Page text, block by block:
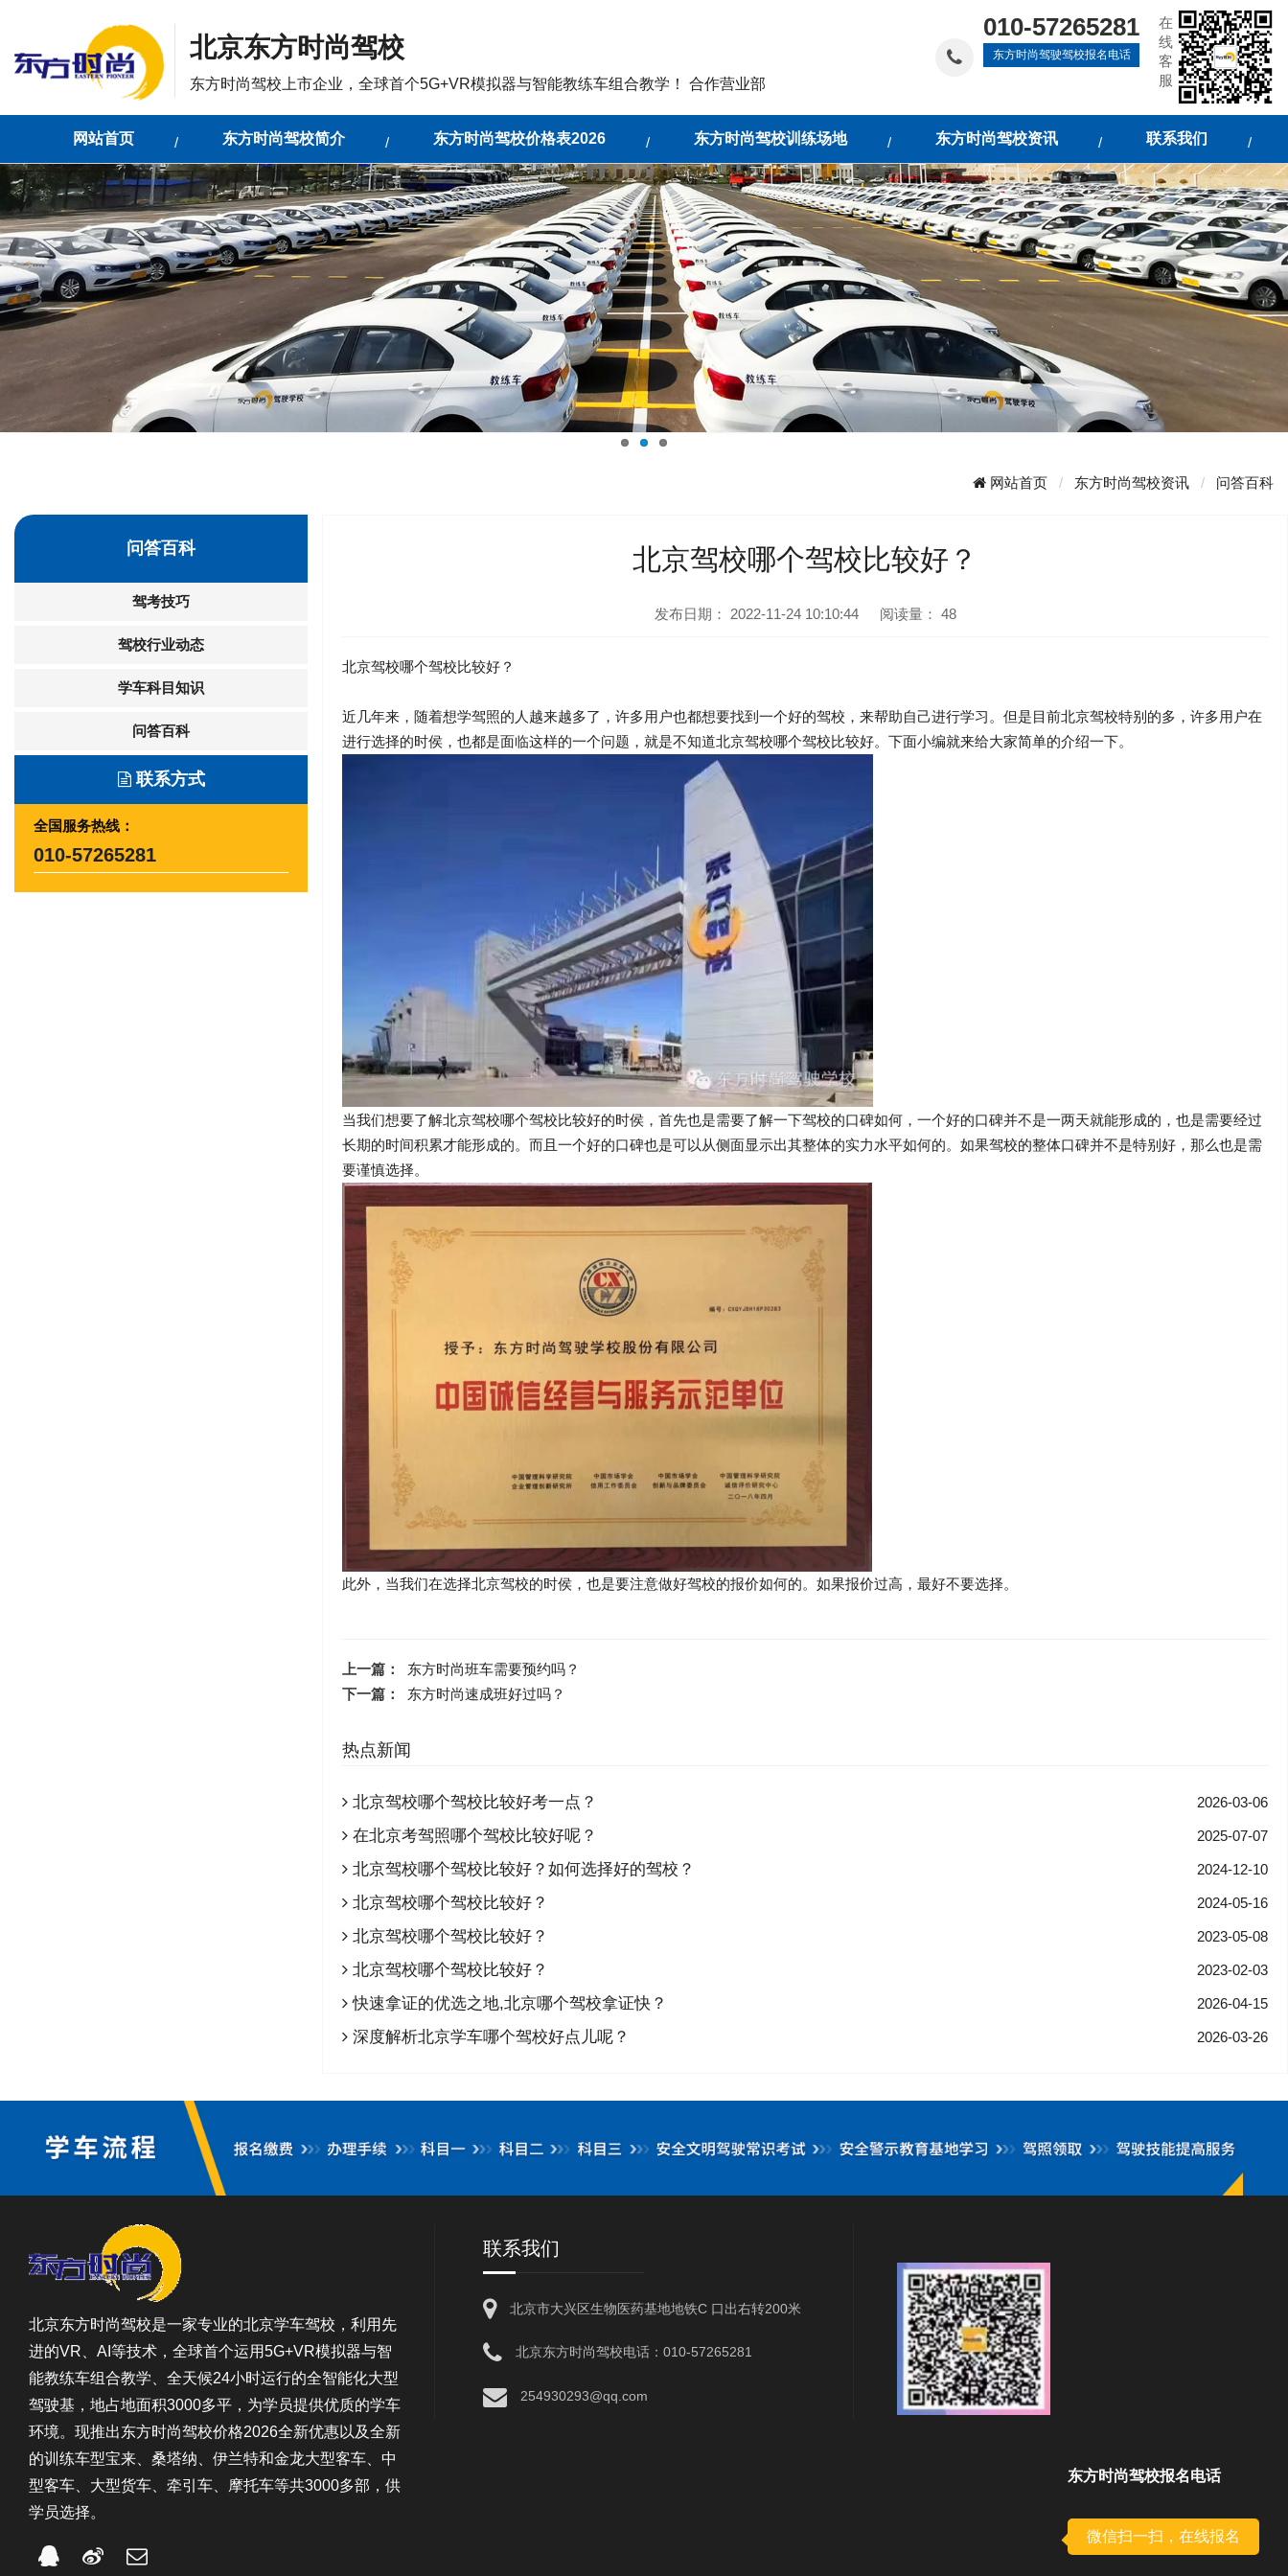
北京东方时尚驾校
东方时尚驾校上市企业，全球首个5G+VR模拟器与智能教练车组合教学！ 合作营业部
010-57265281
东方时尚驾驶驾校报名电话
在
线
客
服
网站首页 东方时尚驾校简介 东方时尚驾校价格表2026 东方时尚驾校训练场地 东方时尚驾校资讯 联系我们
网站首页 东方时尚驾校资讯 问答百科
问答百科
驾考技巧
驾校行业动态
学车科目知识
问答百科
联系方式
全国服务热线：
010-57265281
北京驾校哪个驾校比较好？
发布日期： 2022-11-24 10:10:44 阅读量： 48
北京驾校哪个驾校比较好？
近几年来，随着想学驾照的人越来越多了，许多用户也都想要找到一个好的驾校，来帮助自己进行学习。但是目前北京驾校特别的多，许多用户在
进行选择的时侯，也都是面临这样的一个问题，就是不知道北京驾校哪个驾校比较好。下面小编就来给大家简单的介绍一下。
当我们想要了解北京驾校哪个驾校比较好的时侯，首先也是需要了解一下驾校的口碑如何，一个好的口碑并不是一两天就能形成的，也是需要经过
长期的时间积累才能形成的。而且一个好的口碑也是可以从侧面显示出其整体的实力水平如何的。如果驾校的整体口碑并不是特别好，那么也是需
要谨慎选择。
此外，当我们在选择北京驾校的时侯，也是要注意做好驾校的报价如何的。如果报价过高，最好不要选择。
上一篇：
东方时尚班车需要预约吗？
下一篇：
东方时尚速成班好过吗？
热点新闻
北京驾校哪个驾校比较好考一点？ 2026-03-06
在北京考驾照哪个驾校比较好呢？ 2025-07-07
北京驾校哪个驾校比较好？如何选择好的驾校？ 2024-12-10
北京驾校哪个驾校比较好？ 2024-05-16
北京驾校哪个驾校比较好？ 2023-05-08
北京驾校哪个驾校比较好？ 2023-02-03
快速拿证的优选之地,北京哪个驾校拿证快？ 2026-04-15
深度解析北京学车哪个驾校好点儿呢？ 2026-03-26
北京东方时尚驾校是一家专业的北京学车驾校，利用先
进的VR、AI等技术，全球首个运用5G+VR模拟器与智
能教练车组合教学、全天候24小时运行的全智能化大型
驾驶基，地占地面积3000多平，为学员提供优质的学车
环境。现推出东方时尚驾校价格2026全新优惠以及全新
的训练车型宝来、桑塔纳、伊兰特和金龙大型客车、中
型客车、大型货车、牵引车、摩托车等共3000多部，供
学员选择。
联系我们
北京市大兴区生物医药基地地铁C 口出右转200米
北京东方时尚驾校电话：010-57265281
254930293@qq.com
东方时尚驾校报名电话
微信扫一扫，在线报名